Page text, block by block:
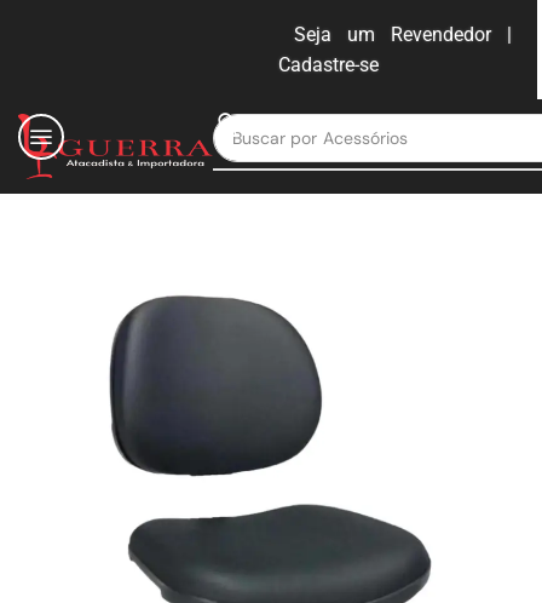
Seja um Revendedor |
Cadastre-se
Buscar por